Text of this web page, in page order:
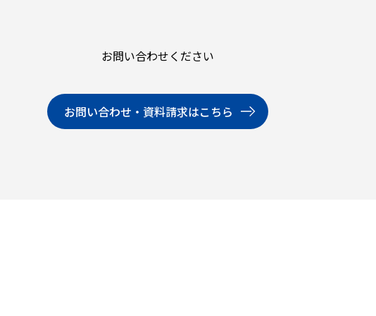
お問い合わせください
お問い合わせ・資料請求はこちら